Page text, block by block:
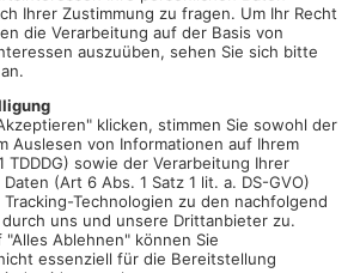
– Verhandlungen sollen
keine zufriedenstellenden Antworten
Diese gaben jedoch an, weiterhin an
und die Preise zu senken. Geplant ist,
Verhandlungen zu führen, um eine
zu erzielen. Bereits bei der ersten
hatten sich mehr als 650 Bürger
steigenden Kosten aufmerksam zu